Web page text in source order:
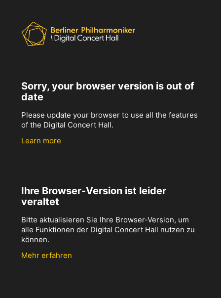
Sorry, your browser version is out of
date
Please update your browser to use all the features
of the Digital Concert Hall.
Learn more
Ihre Browser-Version ist leider
veraltet
Bitte aktualisieren Sie Ihre Browser-Version, um
alle Funktionen der Digital Concert Hall nutzen zu
können.
Mehr erfahren